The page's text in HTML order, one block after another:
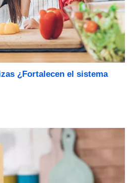
¿Fortalecen el sistema